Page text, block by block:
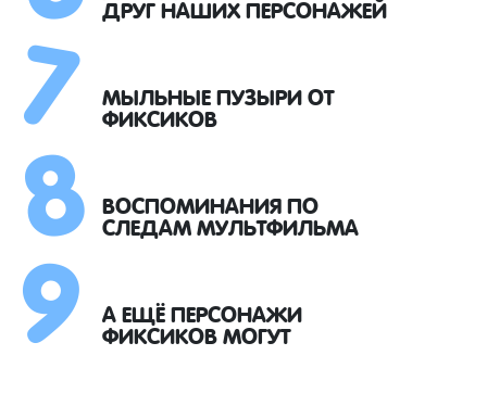
МЫЛЬНЫЕ ПУЗЫРИ ОТ
ФИКСИКОВ
ВОСПОМИНАНИЯ ПО
СЛЕДАМ МУЛЬТФИЛЬМА
А ЕЩЁ ПЕРСОНАЖИ
ФИКСИКОВ МОГУТ